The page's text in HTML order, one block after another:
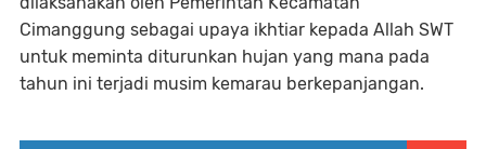
Cimanggung sebagai upaya ikhtiar kepada Allah SWT
untuk meminta diturunkan hujan yang mana pada
tahun ini terjadi musim kemarau berkepanjangan.